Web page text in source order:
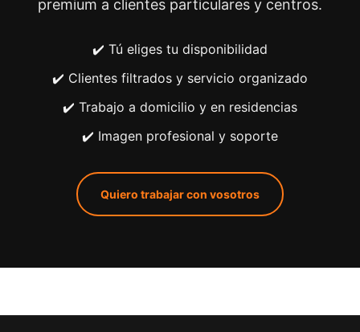
premium a clientes particulares y centros.
✔️ Tú eliges tu disponibilidad
✔️ Clientes filtrados y servicio organizado
✔️ Trabajo a domicilio y en residencias
✔️ Imagen profesional y soporte
Quiero trabajar con vosotros